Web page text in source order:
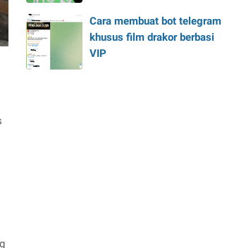
Cara membuat bot telegram
khusus film drakor berbasi
VIP